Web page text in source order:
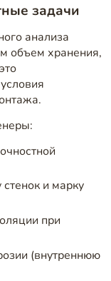
задачи
анализа
объем хранения,
и марку
при
(внутреннюю